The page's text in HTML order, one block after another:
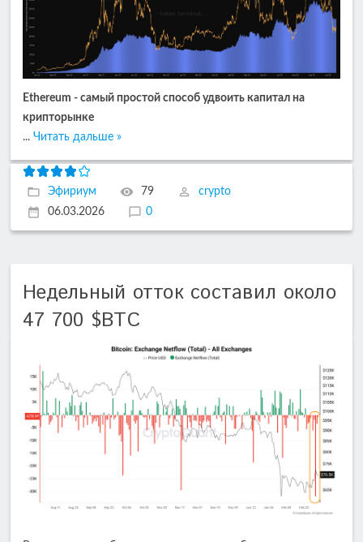
Ethereum - самый простой способ удвоить капитал на
крипторынке
... Читать дальше »
Эфириум 79
crypto
06.03.2026
0
Недельный отток составил около
47 700 $BTC